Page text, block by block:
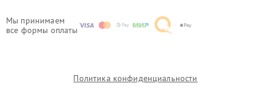
Мы принимаем
все формы оплаты
Политика конфиденциальности